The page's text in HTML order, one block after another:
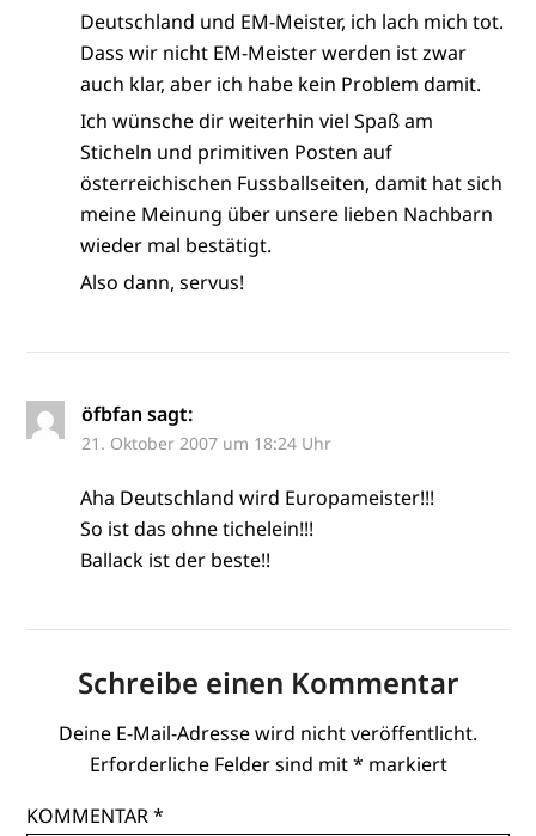
Deutschland und EM-Meister, ich lach mich tot.
Dass wir nicht EM-Meister werden ist zwar
auch klar, aber ich habe kein Problem damit.
Ich wünsche dir weiterhin viel Spaß am
Sticheln und primitiven Posten auf
österreichischen Fussballseiten, damit hat sich
meine Meinung über unsere lieben Nachbarn
wieder mal bestätigt.
Also dann, servus!
öfbfan sagt:
21. Oktober 2007 um 18:24 Uhr
Aha Deutschland wird Europameister!!!
So ist das ohne tichelein!!!
Ballack ist der beste!!
Schreibe einen Kommentar
Deine E-Mail-Adresse wird nicht veröffentlicht.
Erforderliche Felder sind mit* markiert
KOMMENTAR*